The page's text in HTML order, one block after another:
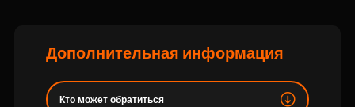
Кадровые ресурсы
Дополнительная информация
Кто может обратиться